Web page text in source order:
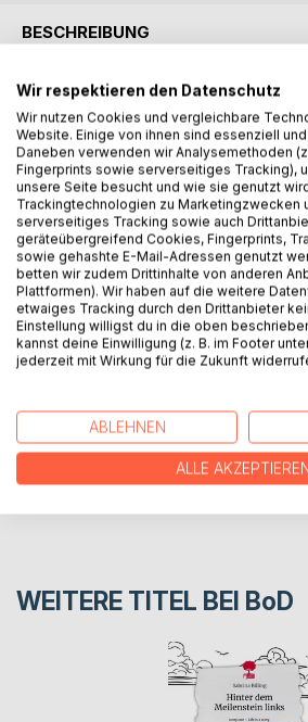
BESCHREIBUNG
... dann leben sie noch heute. Und das
Die Grimm’schen Hausmärchen sind
nicht mehr wegzudenken, sind sie
zahlreiche Adaptionen. In dieser
Auswahl der bekanntesten Märchen
Genre, dem Stil und der
nur vor, dass der am Ball
Besitzerin gar nicht anprobiert
Wolf gar nicht so böse ist.
AUTOR/IN
REZENSIONEN
WEITERE TITEL BEI BoD
Wir respektieren den Datenschutz
Wir nutzen Cookies und vergleichbare
Website. Einige von ihnen sind essenziell
Daneben verwenden wir Analysemethoden
Fingerprints sowie serverseitiges Tracking),
unsere Seite besucht und wie sie genutzt
Trackingtechnologien zu Marketingzwecken
serverseitiges Tracking sowie auch
geräteübergreifend Cookies, Fingerprints,
sowie gehashte E-Mail-Adressen genutzt
betten wir zudem Drittinhalte von anderen
Plattformen). Wir haben auf die weitere
etwaiges Tracking durch den Drittanbieter
Einstellung willigst du in die oben
kannst deine Einwilligung (z. B. im Footer
jederzeit mit Wirkung für die Zukunft
ABLEHNEN
ALLE